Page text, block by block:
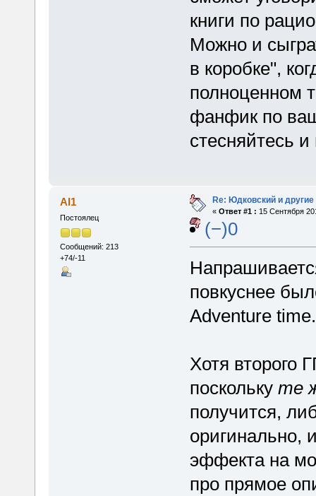
книги по
Можно и
в коробке",
полноценном
фанфик по
стесняйтесь
Al1
Постоялец
Сообщений: 213
+74/-11
Re: Юдковский и
« Ответ #1 : 15 Сентября
(−)0
повкуснее
Adventure
Хотя второго
поскольку те
получится,
оригинально,
эффекта на
про прямое